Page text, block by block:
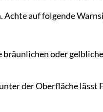
auf folgende
bräunlichen oder
der Oberfläche lässt